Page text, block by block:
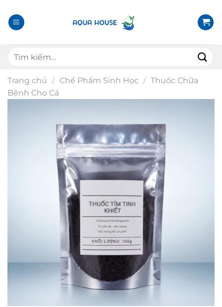
k
i
Trang chủ / Chế Phẩm Sinh Học / Thuốc Chữa
Bệnh Cho Cá